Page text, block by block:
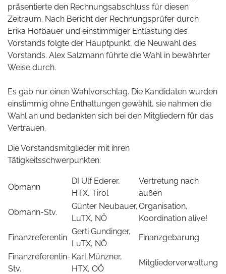
präsentierte den Rechnungsabschluss für diesen
Zeitraum. Nach Bericht der Rechnungsprüfer durch
Erika Hofbauer und einstimmiger Entlastung des
Vorstands folgte der Hauptpunkt, die Neuwahl des
Vorstands. Alex Salzmann führte die Wahl in bewährter
Weise durch.
Es gab nur einen Wahlvorschlag. Die Kandidaten wurden
einstimmig ohne Enthaltungen gewählt, sie nahmen die
Wahl an und bedankten sich bei den Mitgliedern für das
Vertrauen.
Die Vorstandsmitglieder mit ihren
Tätigkeitsschwerpunkten:
Obmann
DI Ulf Ederer,
HTX, Tirol
Vertretung nach
außen
Obmann-Stv.
Günter Neubauer,
LuTX, NÖ
Organisation,
Koordination alive!
Finanzreferentin
Gerti Gundinger,
LuTX, NÖ
Finanzgebarung
Finanzreferentin-
Stv.
Karl Münzner,
HTX, OÖ
Mitgliederverwaltung